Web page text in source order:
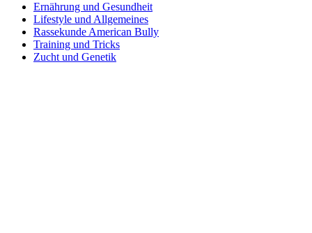
Ernährung und Gesundheit
Lifestyle und Allgemeines
Rassekunde American Bully
Training und Tricks
Zucht und Genetik